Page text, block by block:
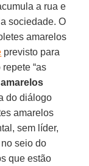
a rua e
sociedade. O
amarelos
previsto para
“as
do diálogo
amarelos
sem líder,
seio do
que estão